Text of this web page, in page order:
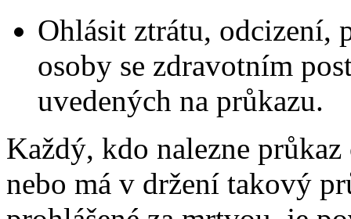
Ohlásit ztrátu, odcizení,
osoby se zdravotním
uvedených na průkazu.
Každý, kdo nalezne
nebo má v držení takový